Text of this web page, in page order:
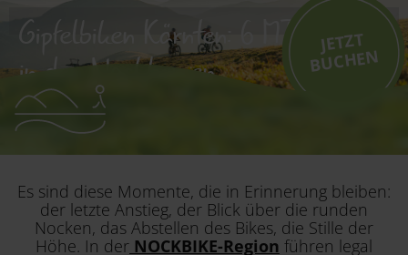
Unterkünfte
Erleben
Inspirieren
Gipfelbiken Kärnten: 6 MTB-Gipfel
in den Nockbergen
6 Gipfel. 6 Triumphe. ZEIT für Weitblicke.
Gipfelbiken in den Nockbergen.
JETZT
BUCHE
N
Es sind diese Momente, die in Erinnerung bleiben:
der letzte Anstieg, der Blick über die runden
Nocken, das Abstellen des Bikes, die Stille der
Höhe. In der NOCKBIKE-Region führen legal